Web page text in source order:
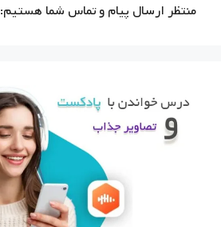
منتظر ارسال پیام و تماس شما هستیم: